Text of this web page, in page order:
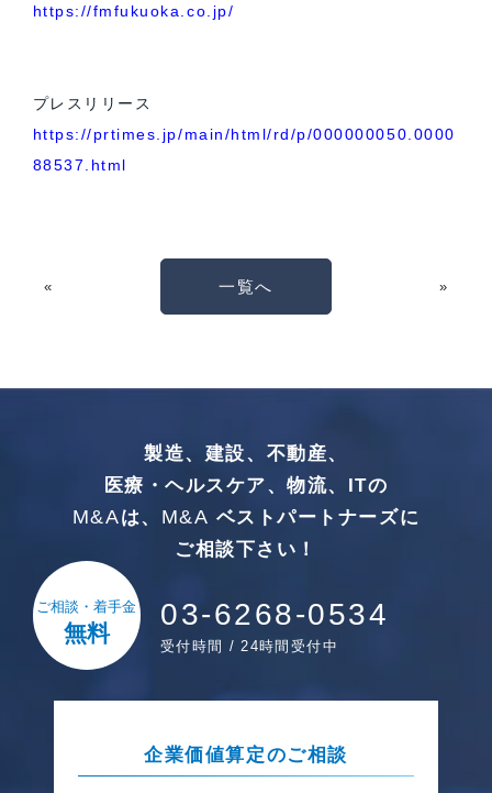
https://fmfukuoka.co.jp/
プレスリリース
https://prtimes.jp/main/html/rd/p/000000050.0000
88537.html
« 一覧へ »
ご相談・着手金
無料
製造、建設、不動産、
医療・ヘルスケア、物流、ITの
M&Aは、 M&A ベストパートナーズに
ご相談下さい！
03-6268-0534
受付時間 / 24時間受付中
企業価値算定のご相談